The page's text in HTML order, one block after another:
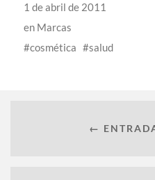
1 de abril de 2011
en Marcas
cosmética
salud
←